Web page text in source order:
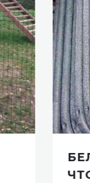
БЕЛАЯ
ЧТО ЭТО